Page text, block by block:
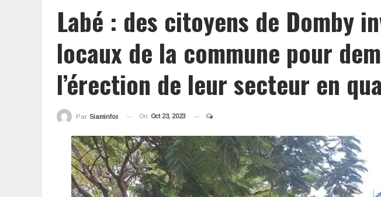
Labé : des citoyens de Domby
locaux de la commune pour
l’érection de leur secteur en
Par Siaminfos On Oct 23, 2023